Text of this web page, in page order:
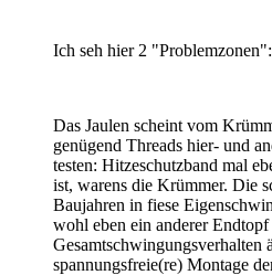
Ich seh hier 2
Das Jaulen scheint vom
genügend Threads hier- und
testen: Hitzeschutzband mal
ist, warens die Krümmer. Die
Baujahren in fiese
wohl eben ein anderer Endtopf
Gesamtschwingungsverhalten
spannungsfreie(re) Montage